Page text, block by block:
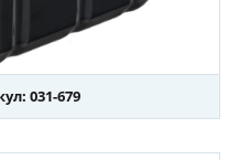
031-679